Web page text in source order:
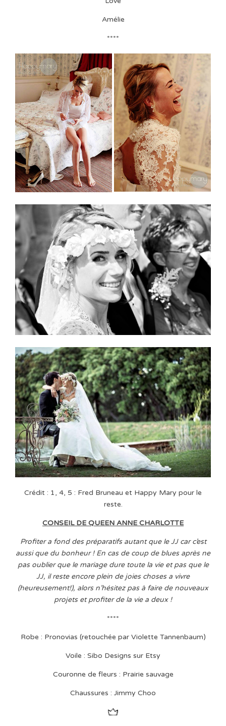
Amélie
****
Crédit : 1, 4, 5 : Fred Bruneau et Happy Mary pour le
reste.
CONSEIL DE QUEEN ANNE CHARLOTTE
Profiter a fond des préparatifs autant que le JJ car c’est
aussi que du bonheur ! En cas de coup de blues après ne
pas oublier que le mariage dure toute la vie et pas que le
JJ, il reste encore plein de joies choses a vivre
(heureusement!), alors n’hésitez pas à faire de nouveaux
projets et profiter de la vie a deux !
****
Robe : Pronovias (retouchée par Violette Tannenbaum)
Voile : Sibo Designs sur Etsy
Couronne de fleurs : Prairie sauvage
Chaussures : Jimmy Choo